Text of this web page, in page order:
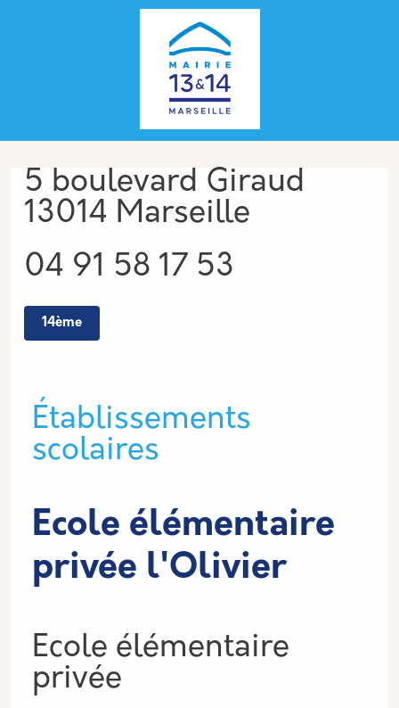
Aller au contenu principal
Adresse
5 boulevard Giraud
13014 Marseille
Téléphone
04 91 58 17 53
14ème
Type de lieu
Établissements
scolaires
Ecole élémentaire
privée l'Olivier
Informations
Ecole élémentaire
privée
Panneau de gestion des cookies